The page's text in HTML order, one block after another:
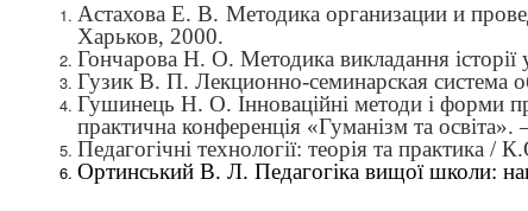
Астахова Е. В. Методика организации и
Харьков, 2000.
Гончарова Н. О. Методика викладання
Гузик В. П. Лекционно-семинарская система
Гушинець Н. О. Інноваційні методи і форми
практична конференція «Гуманізм та освіта».
Педагогічні технології: теорія та практика
Ортинський В. Л. Педагогіка вищої школи: